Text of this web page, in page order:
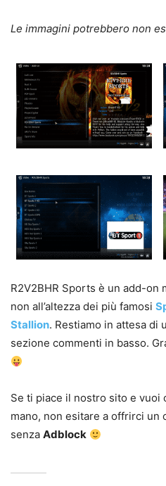
Le immagini potrebbero non
R2V2BHR Sports è un add-on
non all’altezza dei più famosi
Stallion. Restiamo in attesa di
sezione commenti in basso.
Se ti piace il nostro sito e vuoi
mano, non esitare a offrirci un
senza Adblock